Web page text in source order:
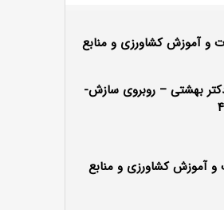
و آموزش کشاورزی و منابع
بهشتی – روبروی سازش-
و آموزش کشاورزی و منابع